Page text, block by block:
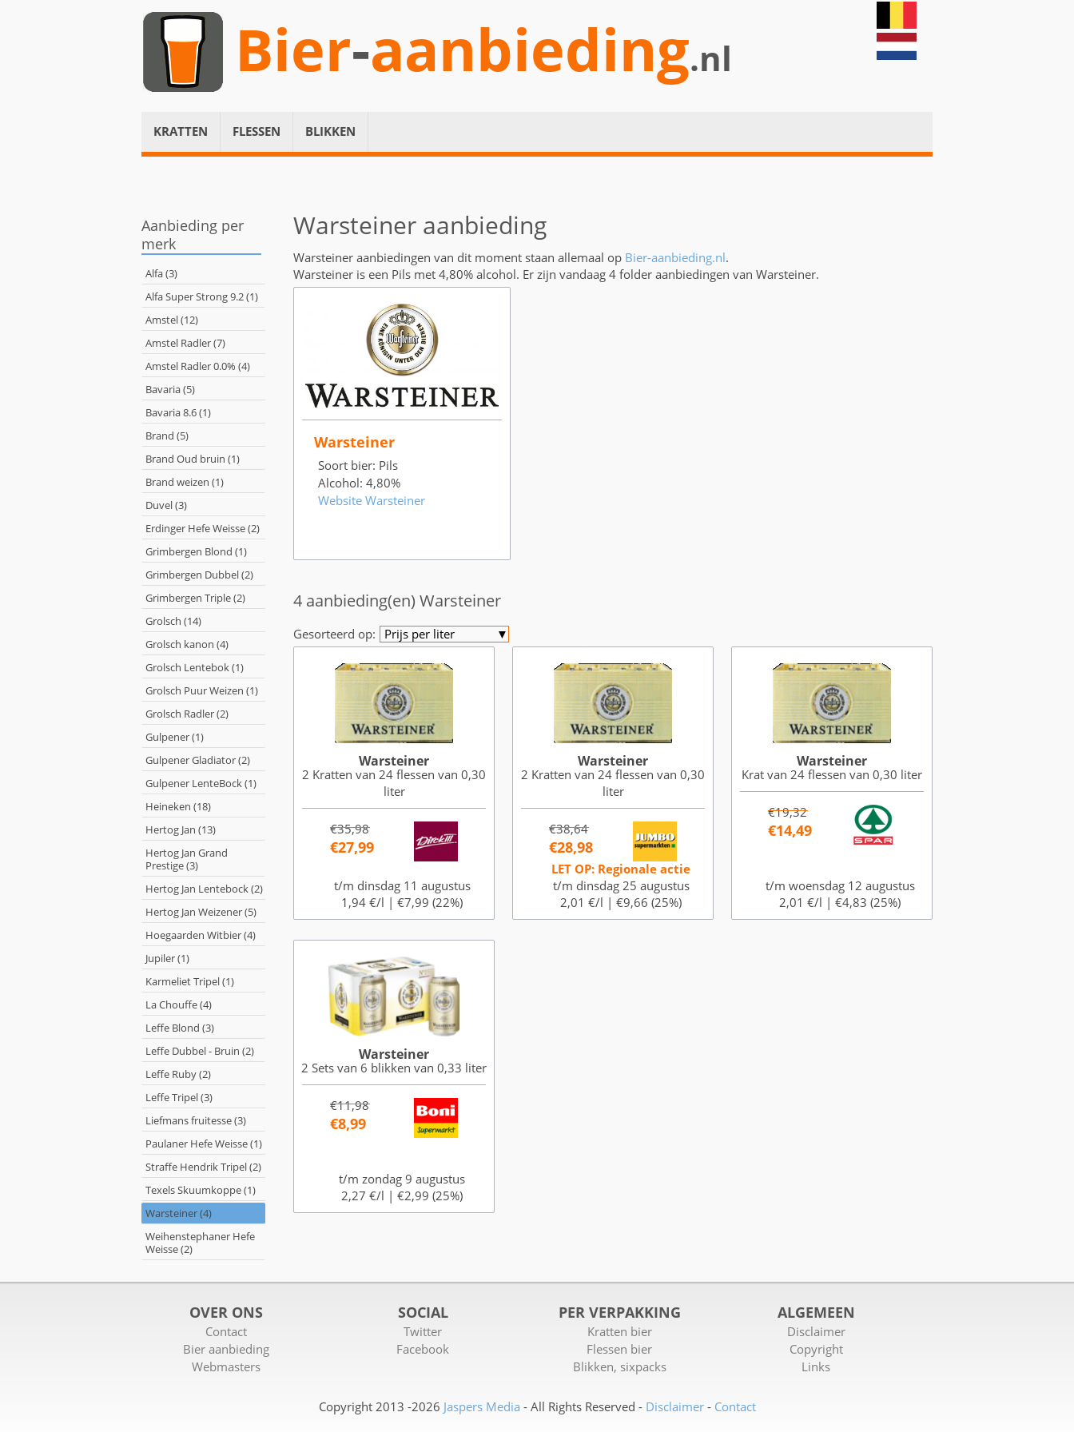
Bier-aanbieding.nl
KRATTEN FLESSEN BLIKKEN
Aanbieding per
merk
Alfa (3)
Alfa Super Strong 9.2 (1)
Amstel (12)
Amstel Radler (7)
Amstel Radler 0.0% (4)
Bavaria (5)
Bavaria 8.6 (1)
Brand (5)
Brand Oud bruin (1)
Brand weizen (1)
Duvel (3)
Erdinger Hefe Weisse (2)
Grimbergen Blond (1)
Grimbergen Dubbel (2)
Grimbergen Triple (2)
Grolsch (14)
Grolsch kanon (4)
Grolsch Lentebok (1)
Grolsch Puur Weizen (1)
Grolsch Radler (2)
Gulpener (1)
Gulpener Gladiator (2)
Gulpener LenteBock (1)
Heineken (18)
Hertog Jan (13)
Hertog Jan Grand
Prestige (3)
Hertog Jan Lentebock (2)
Hertog Jan Weizener (5)
Hoegaarden Witbier (4)
Jupiler (1)
Karmeliet Tripel (1)
La Chouffe (4)
Leffe Blond (3)
Leffe Dubbel - Bruin (2)
Leffe Ruby (2)
Leffe Tripel (3)
Liefmans fruitesse (3)
Paulaner Hefe Weisse (1)
Straffe Hendrik Tripel (2)
Texels Skuumkoppe (1)
Warsteiner (4)
Weihenstephaner Hefe
Weisse (2)
Warsteiner aanbieding
Warsteiner aanbiedingen van dit moment staan allemaal op Bier-aanbieding.nl.
Warsteiner is een Pils met 4,80% alcohol. Er zijn vandaag 4 folder aanbiedingen van Warsteiner.
Warsteiner
Soort bier: Pils
Alcohol: 4,80%
Website Warsteiner
4 aanbieding(en) Warsteiner
Gesorteerd op: Prijs per liter ▼
Warsteiner
2 Kratten van 24 flessen van 0,30
liter
€35,98
€27,99
t/m dinsdag 11 augustus
1,94 €/l | €7,99 (22%)
Warsteiner
2 Kratten van 24 flessen van 0,30
liter
€38,64
€28,98
LET OP: Regionale actie
t/m dinsdag 25 augustus
2,01 €/l | €9,66 (25%)
Warsteiner
Krat van 24 flessen van 0,30 liter
€19,32
€14,49
t/m woensdag 12 augustus
2,01 €/l | €4,83 (25%)
Warsteiner
2 Sets van 6 blikken van 0,33 liter
€11,98
€8,99
t/m zondag 9 augustus
2,27 €/l | €2,99 (25%)
OVER ONS
Contact
Bier aanbieding
Webmasters
SOCIAL
Twitter
Facebook
PER VERPAKKING
Kratten bier
Flessen bier
Blikken, sixpacks
ALGEMEEN
Disclaimer
Copyright
Links
Copyright 2013 -2026 Jaspers Media - All Rights Reserved - Disclaimer- Contact